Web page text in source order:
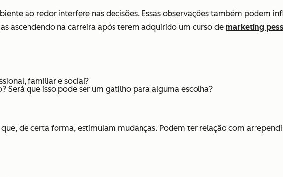
ao redor interfere nas decisões. Essas observações também podem
ascendendo na carreira após terem adquirido um curso de marketing
familiar e social?
Será que isso pode ser um gatilho para alguma escolha?
de certa forma, estimulam mudanças. Podem ter relação com